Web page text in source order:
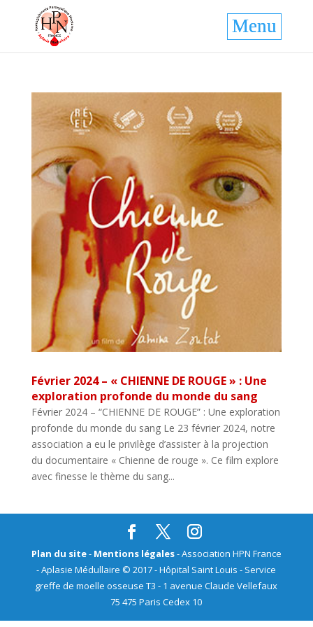
Février 2024 – « CHIENNE DE ROUGE » : Une
exploration profonde du monde du sang
Février 2024 – “CHIENNE DE ROUGE” : Une exploration
profonde du monde du sang Le 23 février 2024, notre
association a eu le privilège d’assister à la projection
du documentaire « Chienne de rouge ». Ce film explore
avec finesse le thème du sang...
Plan du site- Mentions légales- Association HPN France
- Aplasie Médullaire © 2017 - Hôpital Saint Louis - Service
greffe de moelle osseuse T3 - 1 avenue Claude Vellefaux
75 475 Paris Cedex 10